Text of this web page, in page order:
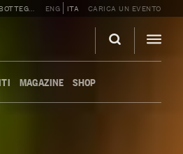
»ENOTECA TENUTA MONTEFANTINO
ENG ITA CARICA UN EVENTO
MAGAZINE SHOP